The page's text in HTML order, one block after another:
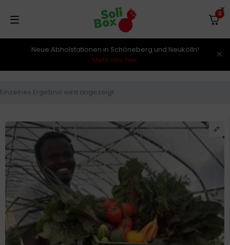
Neue Abholstationen in Schöneberg und Neukölln!
Mehr info hier
0
Einzelnes Ergebnis wird angezeigt